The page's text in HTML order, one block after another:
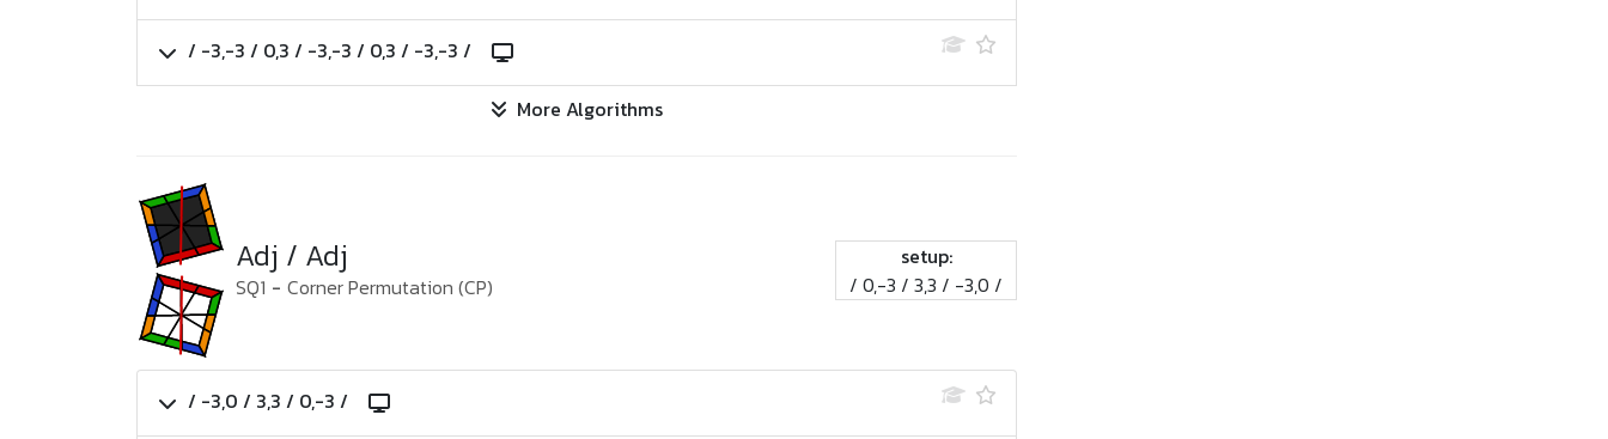
/ -3,-3 / 0,3 / -3,-3 / 0,3 / -3,-3 /
More Algorithms
Adj / Adj
SQ1 - Corner Permutation (CP)
setup:
/ 0,-3 / 3,3 / -3,0 /
/ -3,0 / 3,3 / 0,-3 /